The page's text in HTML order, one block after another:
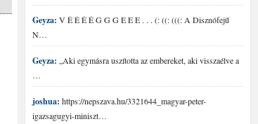
Geyza: V É É É É G G G E E E . . . (: ((: (((: A Disznófejű
N…
Geyza: „Aki egymásra uszította az embereket, aki visszaélve a
…
joshua: https://nepszava.hu/3321644_magyar-peter-
igazsagugyi-miniszt…